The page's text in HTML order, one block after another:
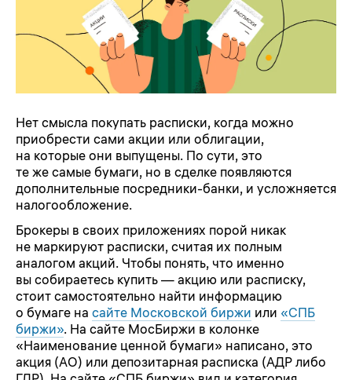
Нет смысла покупать расписки, когда можно
приобрести сами акции или облигации,
на которые они выпущены. По сути, это
те же самые бумаги, но в сделке появляются
дополнительные посредники-банки, и усложняется
налогообложение.
Брокеры в своих приложениях порой никак
не маркируют расписки, считая их полным
аналогом акций. Чтобы понять, что именно
вы собираетесь купить — акцию или расписку,
стоит самостоятельно найти информацию
о бумаге на сайте Московской биржи или «СПБ
биржи». На сайте МосБиржи в колонке
«Наименование ценной бумаги» написано, это
акция (АО) или депозитарная расписка (АДР либо